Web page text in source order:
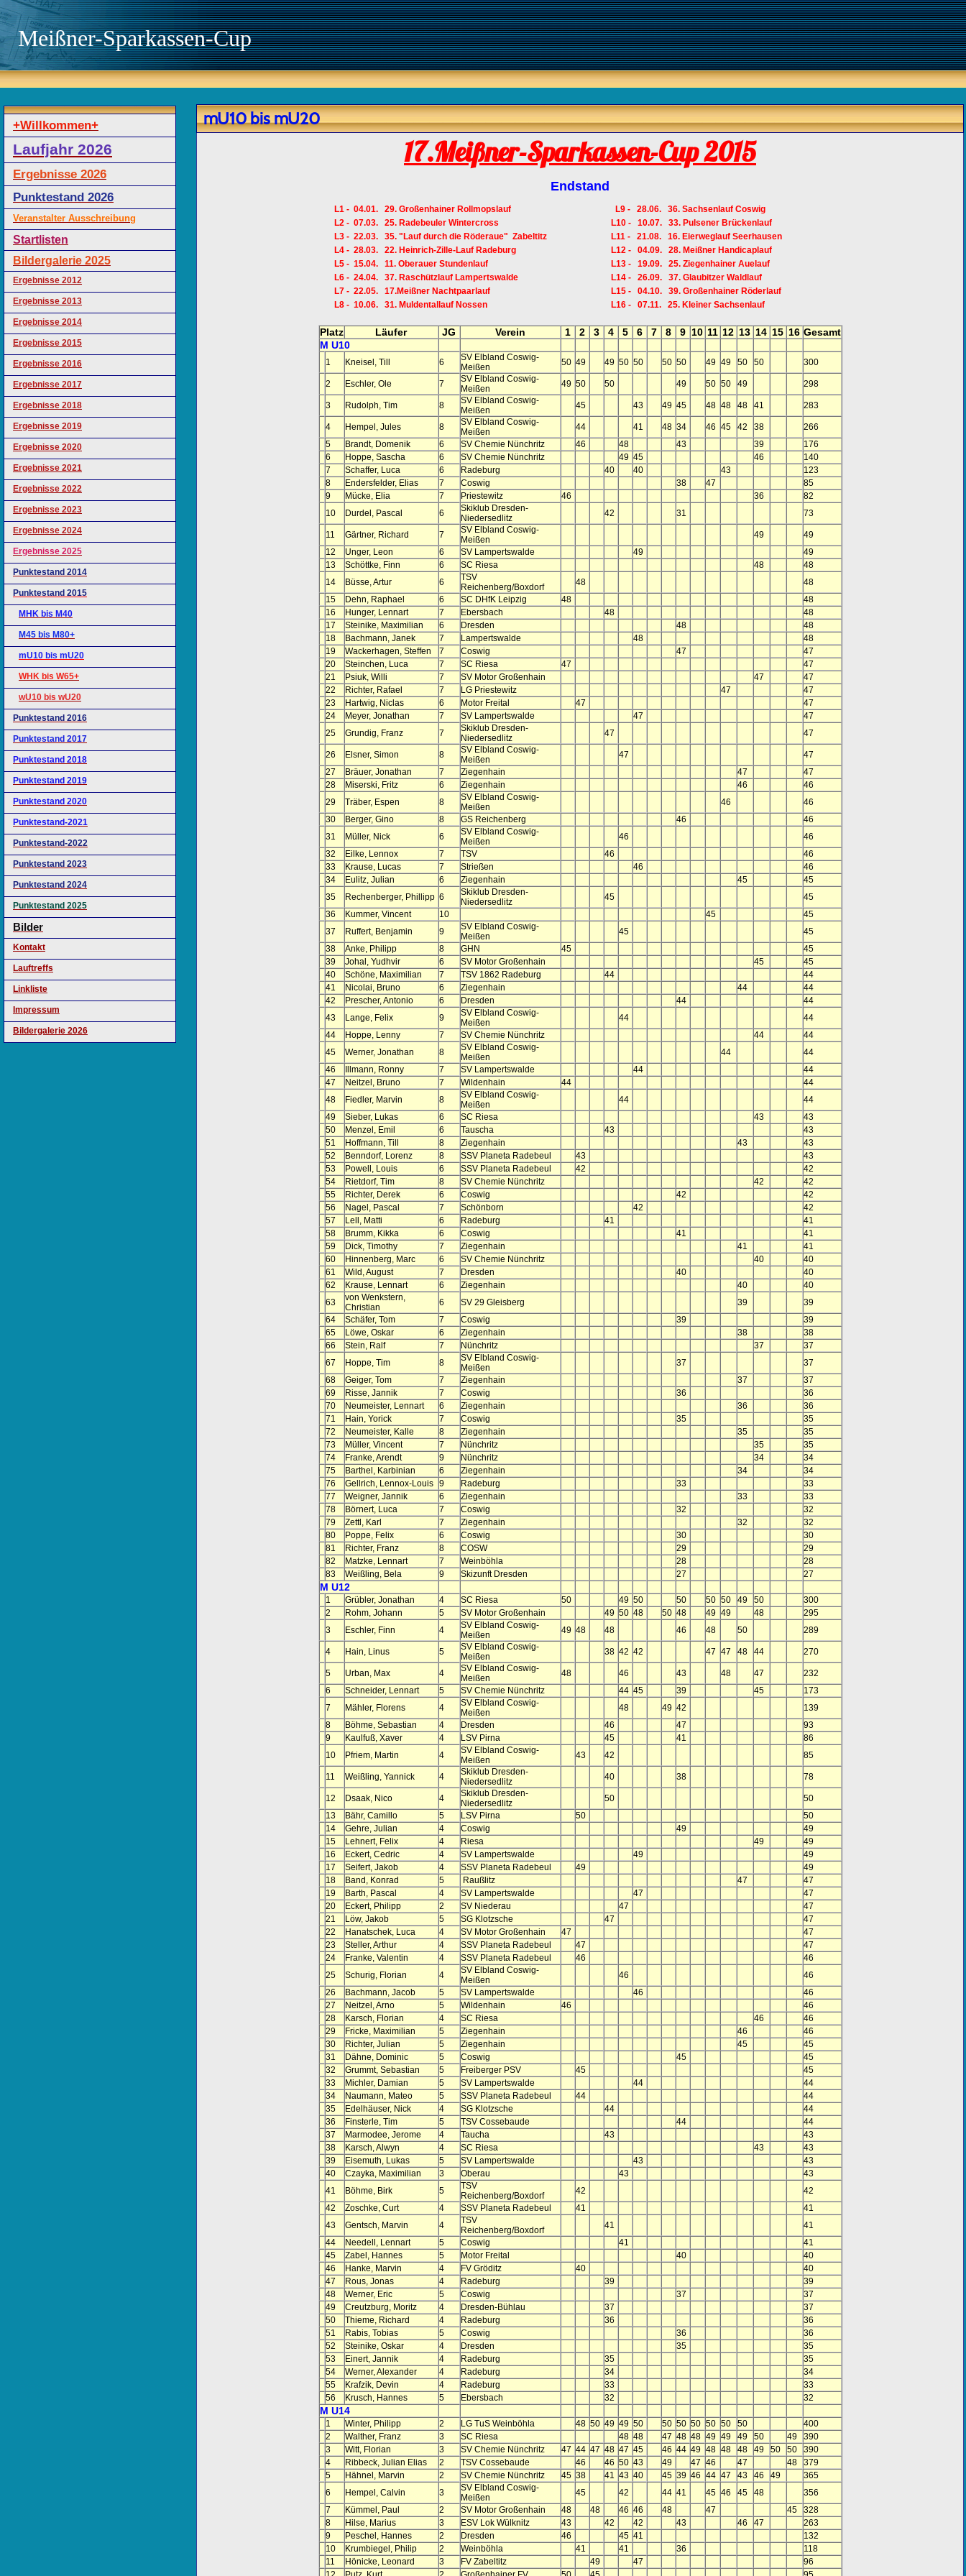
Meißner-Sparkassen-Cup
+Willkommen+
Laufjahr 2026
Ergebnisse 2026
Punktestand 2026
Veranstalter Ausschreibung
Startlisten
Bildergalerie 2025
Ergebnisse 2012
Ergebnisse 2013
Ergebnisse 2014
Ergebnisse 2015
Ergebnisse 2016
Ergebnisse 2017
Ergebnisse 2018
Ergebnisse 2019
Ergebnisse 2020
Ergebnisse 2021
Ergebnisse 2022
Ergebnisse 2023
Ergebnisse 2024
Ergebnisse 2025
Punktestand 2014
Punktestand 2015
MHK bis M40
M45 bis M80+
mU10 bis mU20
WHK bis W65+
wU10 bis wU20
Punktestand 2016
Punktestand 2017
Punktestand 2018
Punktestand 2019
Punktestand 2020
Punktestand-2021
Punktestand-2022
Punktestand 2023
Punktestand 2024
Punktestand 2025
Bilder
Kontakt
Lauftreffs
Linkliste
Impressum
Bildergalerie 2026
mU10 bis mU20
17.Meißner-Sparkassen-Cup 2015
Endstand
L1 - 04.01. 29. Großenhainer Rollmopslauf
L9 - 28.06. 36. Sachsenlauf Coswig
L2 - 07.03. 25. Radebeuler Wintercross
L10 - 10.07. 33. Pulsener Brückenlauf
L3 - 22.03. 35. "Lauf durch die Röderaue" Zabeltitz
L11 - 21.08. 16. Eierweglauf Seerhausen
L4 - 28.03. 22. Heinrich-Zille-Lauf Radeburg
L12 - 04.09. 28. Meißner Handicaplauf
L5 - 15.04. 11. Oberauer Stundenlauf
L13 - 19.09. 25. Ziegenhainer Auelauf
L6 - 24.04. 37. Raschützlauf Lampertswalde
L14 - 26.09. 37. Glaubitzer Waldlauf
L7 - 22.05. 17.Meißner Nachtpaarlauf
L15 - 04.10. 39. Großenhainer Röderlauf
L8 - 10.06. 31. Muldentallauf Nossen
L16 - 07.11. 25. Kleiner Sachsenlauf
Platz Läufer JG Verein 1 2 3 4 5 6 7 8 9 10 11 12 13 14 15 16 Gesamt
M U10
1 Kneisel, Till 6
SV Elbland Coswig-
Meißen
50 49 49 50 50 50 50 49 49 50 50 300
2 Eschler, Ole 7
SV Elbland Coswig-
Meißen
49 50 50 49 50 50 49 298
3 Rudolph, Tim 8
SV Elbland Coswig-
Meißen
45 43 49 45 48 48 48 41 283
4 Hempel, Jules 8
SV Elbland Coswig-
Meißen
44 41 48 34 46 45 42 38
266
5
Brandt, Domenik 6 SV Chemie Nünchritz 46 48 43 39
176
6
Hoppe, Sascha 6 SV Chemie Nünchritz 49 45 46
140
7
Schaffer, Luca 6 Radeburg 40 40 43
123
8
Endersfelder, Elias 7 Coswig 38 47
85
9
Mücke, Elia 7 Priestewitz 46 36
82
10
Durdel, Pascal 6
Skiklub Dresden-
Niedersedlitz
42 31 73
11 Gärtner, Richard 7
SV Elbland Coswig-
Meißen
49
49
12
Unger, Leon 6 SV Lampertswalde 49
49
13
Schöttke, Finn 6 SC Riesa 48
48
14
Büsse, Artur 6
TSV
Reichenberg/Boxdorf
48
48
15
Dehn, Raphael 6 SC DHfK Leipzig 48
48
16
Hunger, Lennart 7 Ebersbach 48
48
17
Steinike, Maximilian 6 Dresden 48
48
18
Bachmann, Janek 7 Lampertswalde 48
48
19
Wackerhagen, Steffen 7 Coswig 47
47
20
Steinchen, Luca 7 SC Riesa 47
47
21
Psiuk, Willi 7 SV Motor Großenhain 47
47
22
Richter, Rafael 7 LG Priestewitz 47
47
23
Hartwig, Niclas 6 Motor Freital 47
47
24
Meyer, Jonathan 7 SV Lampertswalde 47
47
25
Grundig, Franz 7
Skiklub Dresden-
Niedersedlitz
47 47
26 Elsner, Simon 8
SV Elbland Coswig-
Meißen
47
47
27
Bräuer, Jonathan 7 Ziegenhain 47
47
28
Miserski, Fritz 6 Ziegenhain 46
46
29
Träber, Espen 8
SV Elbland Coswig-
Meißen
46
46
30
Berger, Gino 8 GS Reichenberg 46
46
31
Müller, Nick 6
SV Elbland Coswig-
Meißen
46
46
32
Eilke, Lennox 7 TSV 46
46
33
Krause, Lucas 7 Strießen 46
46
34
Eulitz, Julian 6 Ziegenhain 45
45
35
Rechenberger, Phillipp 6
Skiklub Dresden-
Niedersedlitz
45
45
36
Kummer, Vincent 10 45
45
37
Ruffert, Benjamin 9
SV Elbland Coswig-
Meißen
45
45
38
Anke, Philipp 8 GHN 45
45
39
Johal, Yudhvir 6 SV Motor Großenhain 45
45
40
Schöne, Maximilian 7 TSV 1862 Radeburg 44
44
41
Nicolai, Bruno 6 Ziegenhain 44
44
42
Prescher, Antonio 6 Dresden 44
44
43
Lange, Felix 9
SV Elbland Coswig-
Meißen
44
44
44
Hoppe, Lenny 7 SV Chemie Nünchritz 44
44
45
Werner, Jonathan 8
SV Elbland Coswig-
Meißen
44
44
46
Illmann, Ronny 7 SV Lampertswalde 44
44
47
Neitzel, Bruno 7 Wildenhain 44
44
48
Fiedler, Marvin 8
SV Elbland Coswig-
Meißen
44
44
49
Sieber, Lukas 6 SC Riesa 43
43
50
Menzel, Emil 6 Tauscha 43
43
51
Hoffmann, Till 8 Ziegenhain 43
43
52
Benndorf, Lorenz 8 SSV Planeta Radebeul 43
43
53
Powell, Louis 6 SSV Planeta Radebeul 42
42
54
Rietdorf, Tim 8 SV Chemie Nünchritz 42
42
55
Richter, Derek 6 Coswig 42
42
56
Nagel, Pascal 7 Schönborn 42
42
57
Lell, Matti 6 Radeburg 41
41
58
Brumm, Kikka 6 Coswig 41
41
59
Dick, Timothy 7 Ziegenhain 41
41
60
Hinnenberg, Marc 6 SV Chemie Nünchritz 40
40
61
Wild, August 7 Dresden 40
40
62
Krause, Lennart 6 Ziegenhain 40
40
63
von Wenkstern,
Christian
6 SV 29 Gleisberg 39
39
64
Schäfer, Tom 7 Coswig 39
39
65
Löwe, Oskar 6 Ziegenhain 38
38
66
Stein, Ralf 7 Nünchritz 37
37
67
Hoppe, Tim 8
SV Elbland Coswig-
Meißen
37
37
68
Geiger, Tom 7 Ziegenhain 37
37
69
Risse, Jannik 7 Coswig 36
36
70
Neumeister, Lennart 6 Ziegenhain 36
36
71
Hain, Yorick 7 Coswig 35
35
72
Neumeister, Kalle 8 Ziegenhain 35
35
73
Müller, Vincent 7 Nünchritz 35
35
74
Franke, Arendt 9 Nünchritz 34
34
75
Barthel, Karbinian 6 Ziegenhain 34
34
76
Gellrich, Lennox-Louis 9 Radeburg 33
33
77
Weigner, Jannik 6 Ziegenhain 33
33
78
Börnert, Luca 7 Coswig 32
32
79
Zettl, Karl 7 Ziegenhain 32
32
80
Poppe, Felix 6 Coswig 30
30
81
Richter, Franz 8 COSW 29
29
82
Matzke, Lennart 7 Weinböhla 28
28
83
Weißling, Bela 9 Skizunft Dresden 27 27
M U12
1 Grübler, Jonathan 4 SC Riesa 50 49 50 50 50 50 49 50
300
2
Rohm, Johann 5 SV Motor Großenhain 49 50 48 50 48 49 49 48
295
3
Eschler, Finn 4
SV Elbland Coswig-
Meißen
49 48 48 46 48 50 289
4 Hain, Linus 5
SV Elbland Coswig-
Meißen
38 42 42 47 47 48 44 270
5 Urban, Max 4
SV Elbland Coswig-
Meißen
48 46 43 48 47
232
6
Schneider, Lennart 5 SV Chemie Nünchritz 44 45 39 45
173
7
Mähler, Florens 4
SV Elbland Coswig-
Meißen
48 49 42
139
8
Böhme, Sebastian 4 Dresden 46 47
93
9
Kaulfuß, Xaver 4 LSV Pirna 45 41
86
10
Pfriem, Martin 4
SV Elbland Coswig-
Meißen
43 42 85
11 Weißling, Yannick 4
Skiklub Dresden-
Niedersedlitz
40 38 78
12 Dsaak, Nico 4
Skiklub Dresden-
Niedersedlitz
50
50
13
Bähr, Camillo 5 LSV Pirna 50
50
14
Gehre, Julian 4 Coswig 49
49
15
Lehnert, Felix 4 Riesa 49
49
16
Eckert, Cedric 4 SV Lampertswalde 49
49
17
Seifert, Jakob 4 SSV Planeta Radebeul 49
49
18
Band, Konrad 5 Raußlitz 47
47
19
Barth, Pascal 4 SV Lampertswalde 47
47
20
Eckert, Philipp 2 SV Niederau 47
47
21
Löw, Jakob 5 SG Klotzsche 47
47
22
Hanatschek, Luca 4 SV Motor Großenhain 47
47
23
Steller, Arthur 4 SSV Planeta Radebeul 47
47
24
Franke, Valentin 4 SSV Planeta Radebeul 46
46
25
Schurig, Florian 4
SV Elbland Coswig-
Meißen
46
46
26
Bachmann, Jacob 5 SV Lampertswalde 46
46
27
Neitzel, Arno 5 Wildenhain 46
46
28
Karsch, Florian 4 SC Riesa 46
46
29
Fricke, Maximilian 5 Ziegenhain 46
46
30
Richter, Julian 5 Ziegenhain 45
45
31
Dähne, Dominic 5 Coswig 45
45
32
Grummt, Sebastian 5 Freiberger PSV 45
45
33
Michler, Damian 5 SV Lampertswalde 44
44
34
Naumann, Mateo 5 SSV Planeta Radebeul 44
44
35
Edelhäuser, Nick 4 SG Klotzsche 44
44
36
Finsterle, Tim 5 TSV Cossebaude 44
44
37
Marmodee, Jerome 4 Taucha 43
43
38
Karsch, Alwyn 4 SC Riesa 43
43
39
Eisemuth, Lukas 5 SV Lampertswalde 43
43
40
Czayka, Maximilian 3 Oberau 43
43
41
Böhme, Birk 5
TSV
Reichenberg/Boxdorf
42
42
42
Zoschke, Curt 4 SSV Planeta Radebeul 41
41
43
Gentsch, Marvin 4
TSV
Reichenberg/Boxdorf
41
41
44
Needell, Lennart 5 Coswig 41
41
45
Zabel, Hannes 5 Motor Freital 40
40
46
Hanke, Marvin 4 FV Gröditz 40
40
47
Rous, Jonas 4 Radeburg 39
39
48
Werner, Eric 5 Coswig 37
37
49
Creutzburg, Moritz 4 Dresden-Bühlau 37
37
50
Thieme, Richard 4 Radeburg 36
36
51
Rabis, Tobias 5 Coswig 36
36
52
Steinike, Oskar 4 Dresden 35
35
53
Einert, Jannik 4 Radeburg 35
35
54
Werner, Alexander 4 Radeburg 34
34
55
Krafzik, Devin 4 Radeburg 33
33
56
Krusch, Hannes 5 Ebersbach 32 32
M U14
1 Winter, Philipp 2 LG TuS Weinböhla 48 50 49 49 50 50 50 50 50 50 50
400
2
Walther, Franz 3 SC Riesa 48 48 47 48 48 49 49 49 50 49
390
3
Witt, Florian 3 SV Chemie Nünchritz 47 44 47 48 47 45 46 44 49 48 48 48 49 50 50
390
4
Ribbeck, Julian Elias 2 TSV Cossebaude 46 46 50 43 49 47 46 47 48
379
5
Hähnel, Marvin 2 SV Chemie Nünchritz 45 38 41 43 40 45 39 46 44 47 43 46 49
365
6
Hempel, Calvin 3
SV Elbland Coswig-
Meißen
45 42 44 41 45 46 45 48
356
7
Kümmel, Paul 2 SV Motor Großenhain 48 48 46 46 48 47 45
328
8
Hilse, Marius 3 ESV Lok Wülknitz 43 42 42 43 46 47
263
9
Peschel, Hannes 2 Dresden 46 45 41
132
10
Krumbiegel, Philip 2 Weinböhla 41 41 36
118
11
Hönicke, Leonard 3 FV Zabeltitz 49 47
96